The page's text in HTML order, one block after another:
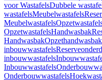
voor WastafelsDubbele
wastafelsMeubelwastafels
Meubelwastafels
OpzetwastafelsHandwasbak
Handwasbak
inbouwwastafels
inbouwwastafels
Inbouwwastafels
Onderbouwwastafels